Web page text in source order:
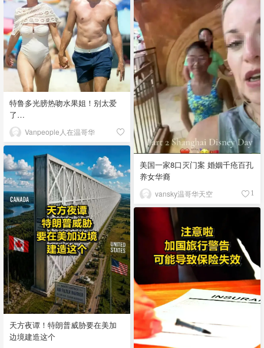
特鲁多光膀热吻水果姐！别太爱
了…
Vanpeople人在温哥华
美国一家8口灭门案 婚姻千疮百孔
养女华裔
vansky温哥华天空 1
天方夜谭！特朗普威胁要在美加
边境建造这个